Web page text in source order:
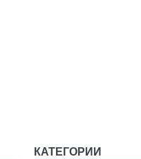
КАТЕГОРИИ